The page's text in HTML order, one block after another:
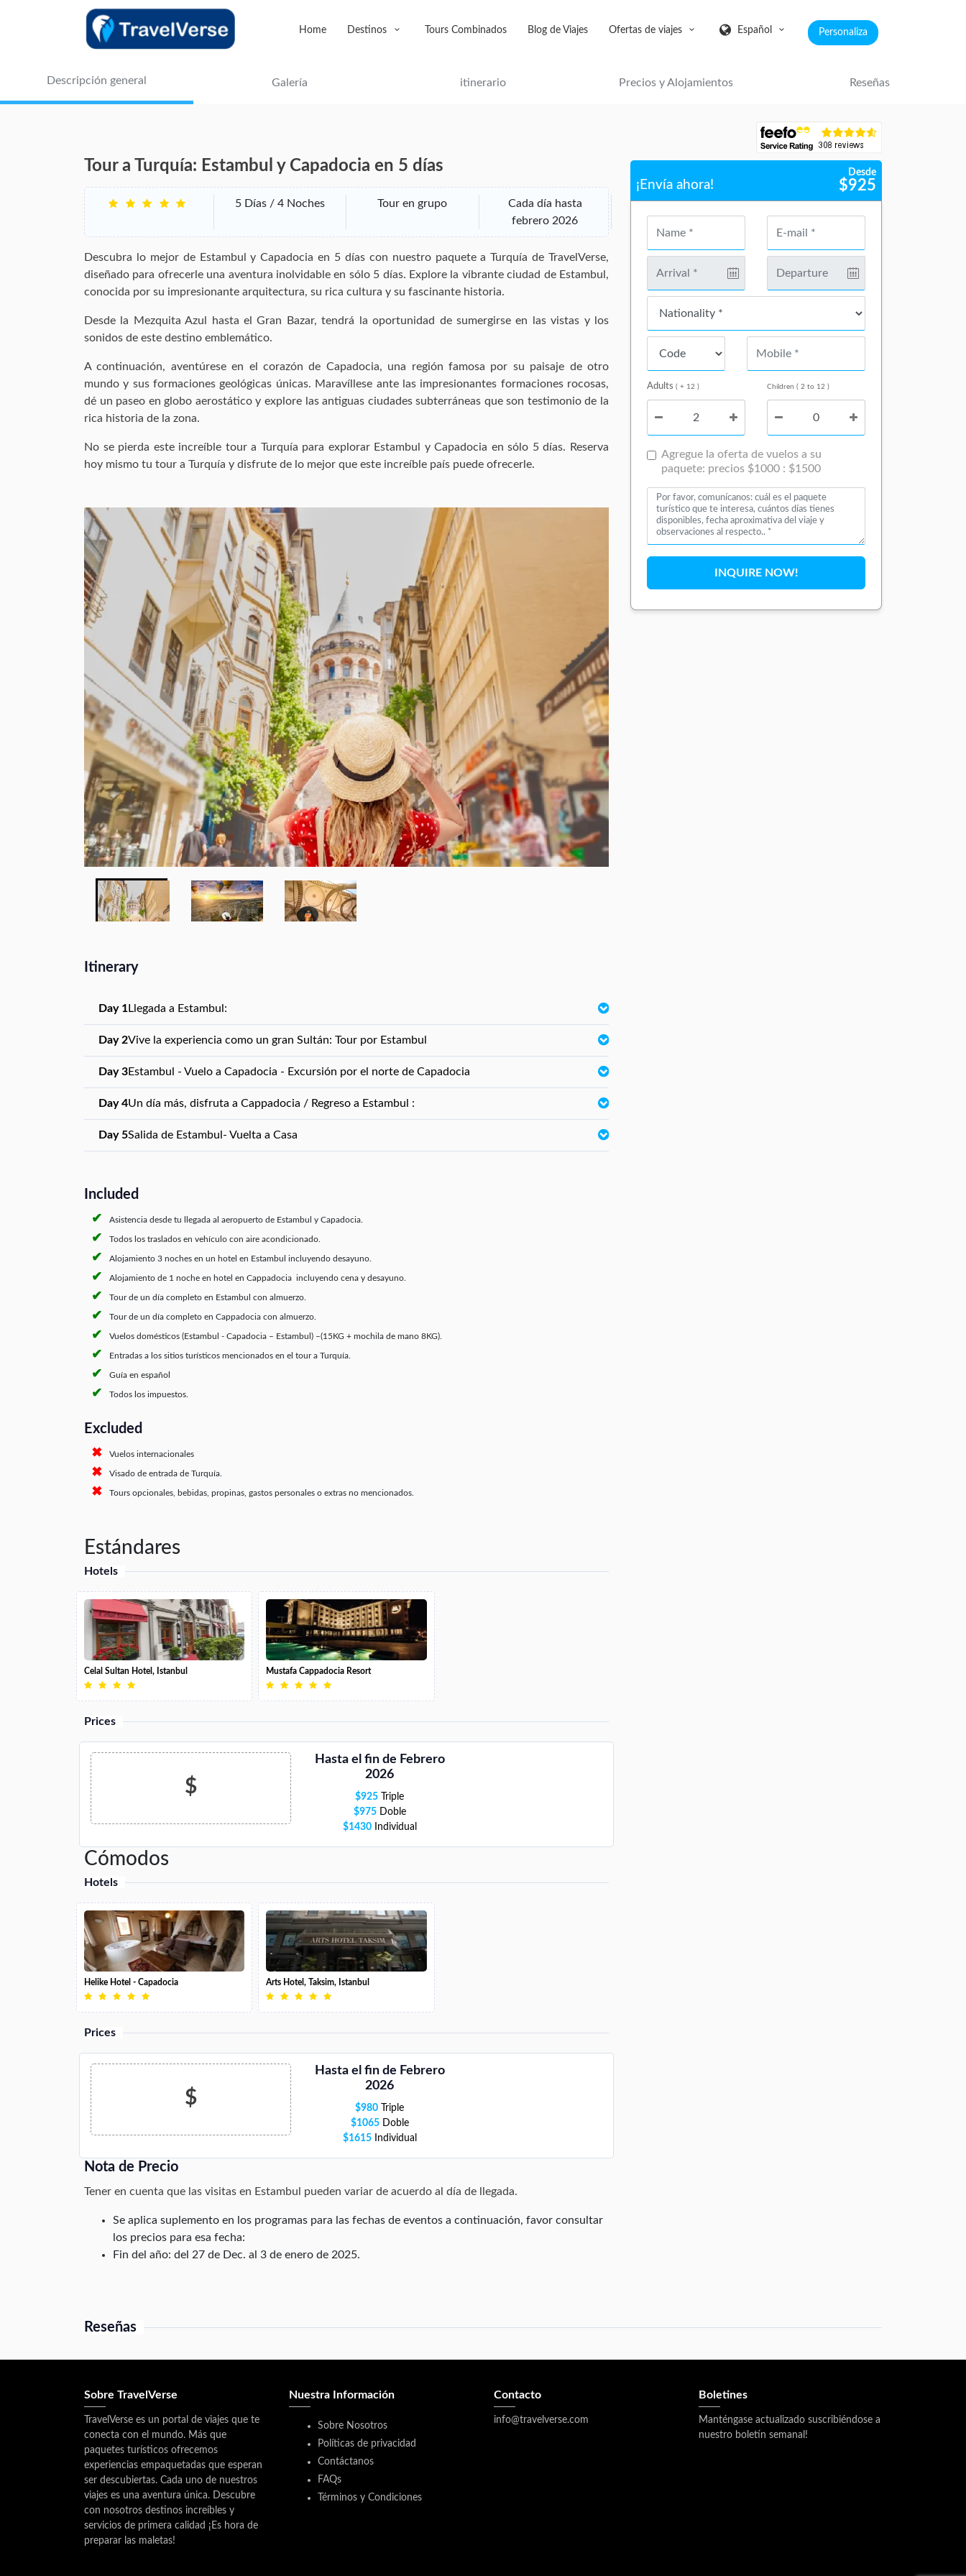
Home Destinos Tours Combinados Blog de Viajes Ofertas de viajes Español Personaliza
Descripción general Galería itinerario Precios y Alojamientos Reseñas
Tour a Turquía: Estambul y Capadocia en 5 días
5 Días / 4 Noches Tour en grupo
Cada día hasta
febrero 2026
Descubra lo mejor de Estambul y Capadocia en 5 días con nuestro paquete a Turquía de TravelVerse,
diseñado para ofrecerle una aventura inolvidable en sólo 5 días. Explore la vibrante ciudad de Estambul,
conocida por su impresionante arquitectura, su rica cultura y su fascinante historia.
Desde la Mezquita Azul hasta el Gran Bazar, tendrá la oportunidad de sumergirse en las vistas y los
sonidos de este destino emblemático.
A continuación, aventúrese en el corazón de Capadocia, una región famosa por su paisaje de otro
mundo y sus formaciones geológicas únicas. Maravíllese ante las impresionantes formaciones rocosas,
dé un paseo en globo aerostático y explore las antiguas ciudades subterráneas que son testimonio de la
rica historia de la zona.
No se pierda este increíble tour a Turquía para explorar Estambul y Capadocia en sólo 5 días. Reserva
hoy mismo tu tour a Turquía y disfrute de lo mejor que este increíble país puede ofrecerle.
Itinerary
Day 1Llegada a Estambul:
Day 2Vive la experiencia como un gran Sultán: Tour por Estambul
Day 3Estambul - Vuelo a Capadocia - Excursión por el norte de Capadocia
Day 4Un día más, disfruta a Cappadocia / Regreso a Estambul :
Day 5Salida de Estambul- Vuelta a Casa
Included
Asistencia desde tu llegada al aeropuerto de Estambul y Capadocia.
Todos los traslados en vehículo con aire acondicionado.
Alojamiento 3 noches en un hotel en Estambul incluyendo desayuno.
Alojamiento de 1 noche en hotel en Cappadocia incluyendo cena y desayuno.
Tour de un día completo en Estambul con almuerzo.
Tour de un día completo en Cappadocia con almuerzo.
Vuelos domésticos (Estambul - Capadocia – Estambul) –(15KG + mochila de mano 8KG).
Entradas a los sitios turísticos mencionados en el tour a Turquía.
Guía en español
Todos los impuestos.
Excluded
Vuelos internacionales
Visado de entrada de Turquía.
Tours opcionales, bebidas, propinas, gastos personales o extras no mencionados.
Estándares
Hotels
Celal Sultan Hotel, Istanbul Mustafa Cappadocia Resort
Prices
$
Hasta el fin de Febrero
2026
$925 Triple
$975Doble
$1430Individual
Cómodos
Hotels
Helike Hotel - Capadocia Arts Hotel, Taksim, Istanbul
Prices
$
Hasta el fin de Febrero
2026
$980 Triple
$1065Doble
$1615Individual
Nota de Precio
Tener en cuenta que las visitas en Estambul pueden variar de acuerdo al día de llegada.
Se aplica suplemento en los programas para las fechas de eventos a continuación, favor consultar
los precios para esa fecha:
Fin del año: del 27 de Dec. al 3 de enero de 2025.
¡Envía ahora!
Desde
$925
Adults ( + 12 ) Children ( 2 to 12 )
Agregue la oferta de vuelos a su
paquete: precios $1000 : $1500
INQUIRE NOW!
Reseñas
Sobre TravelVerse
TravelVerse es un portal de viajes que te
conecta con el mundo. Más que
paquetes turísticos ofrecemos
experiencias empaquetadas que esperan
ser descubiertas. Cada uno de nuestros
viajes es una aventura única. Descubre
con nosotros destinos increíbles y
servicios de primera calidad ¡Es hora de
preparar las maletas!
Nuestra Información
Sobre Nosotros
Políticas de privacidad
Contáctanos
FAQs
Términos y Condiciones
Contacto
info@travelverse.com
Boletines
Manténgase actualizado suscribiéndose a
nuestro boletín semanal!